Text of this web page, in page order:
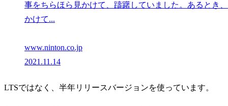
事をちらほら見かけて、躊躇していました。あるとき
かけて...
www.ninton.co.jp
2021.11.14
LTSではなく、半年リリースバージョンを使っています。